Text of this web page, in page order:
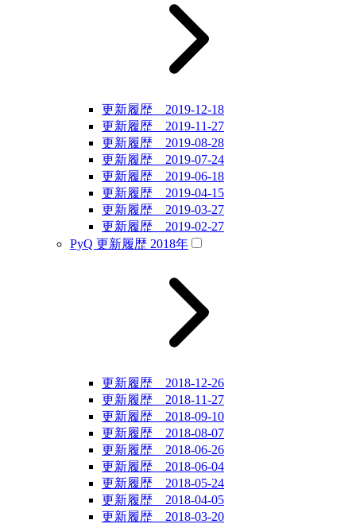
更新履歴 2019-12-18
更新履歴 2019-11-27
更新履歴 2019-08-28
更新履歴 2019-07-24
更新履歴 2019-06-18
更新履歴 2019-04-15
更新履歴 2019-03-27
更新履歴 2019-02-27
PyQ 更新履歴 2018年
更新履歴 2018-12-26
更新履歴 2018-11-27
更新履歴 2018-09-10
更新履歴 2018-08-07
更新履歴 2018-06-26
更新履歴 2018-06-04
更新履歴 2018-05-24
更新履歴 2018-04-05
更新履歴 2018-03-20